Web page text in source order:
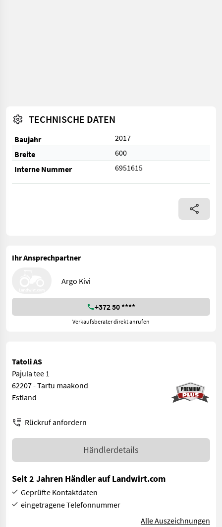
TECHNISCHE DATEN
Baujahr
2017
Breite
600
Interne Nummer
6951615
Ihr Ansprechpartner
Argo Kivi
+372 50 ****
Verkaufsberater direkt anrufen
Tatoli AS
Pajula tee 1
62207 - Tartu maakond
Estland
Rückruf anfordern
Händlerdetails
Seit 2 Jahren Händler auf Landwirt.com
Geprüfte Kontaktdaten
eingetragene Telefonnummer
Alle Auszeichnungen